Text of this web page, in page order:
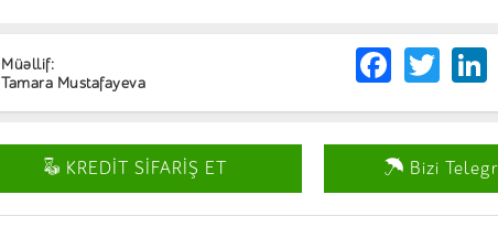
Müəllif:
Tamara Mustafayeva
KREDİT SİFARİŞ ET Bizi